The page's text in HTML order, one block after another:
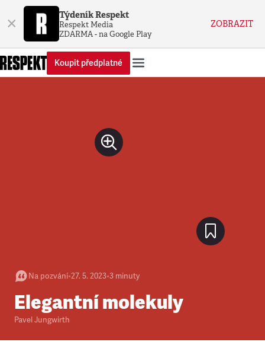
× Týdeník Respekt
Respekt Media
ZDARMA - na Google Play
ZOBRAZIT
Koupit předplatné
Na pozvání•27. 5. 2023•3 minuty
Elegantní molekuly
Pavel Jungwirth